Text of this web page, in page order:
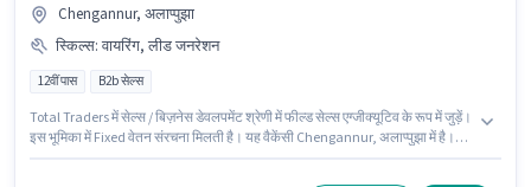
Chengannur, अलाप्पुझा
स्किल्स: वायरिंग, लीड जनरेशन
12वीं पास B2b सेल्स
Total Traders में सेल्स / बिज़नेस डेवलपमेंट श्रेणी में फील्ड सेल्स एग्जीक्यूटिव के रूप में जुड़ें।
इस भूमिका में Fixed वेतन संरचना मिलती है। यह वैकेंसी Chengannur, अलाप्पुझा में है।